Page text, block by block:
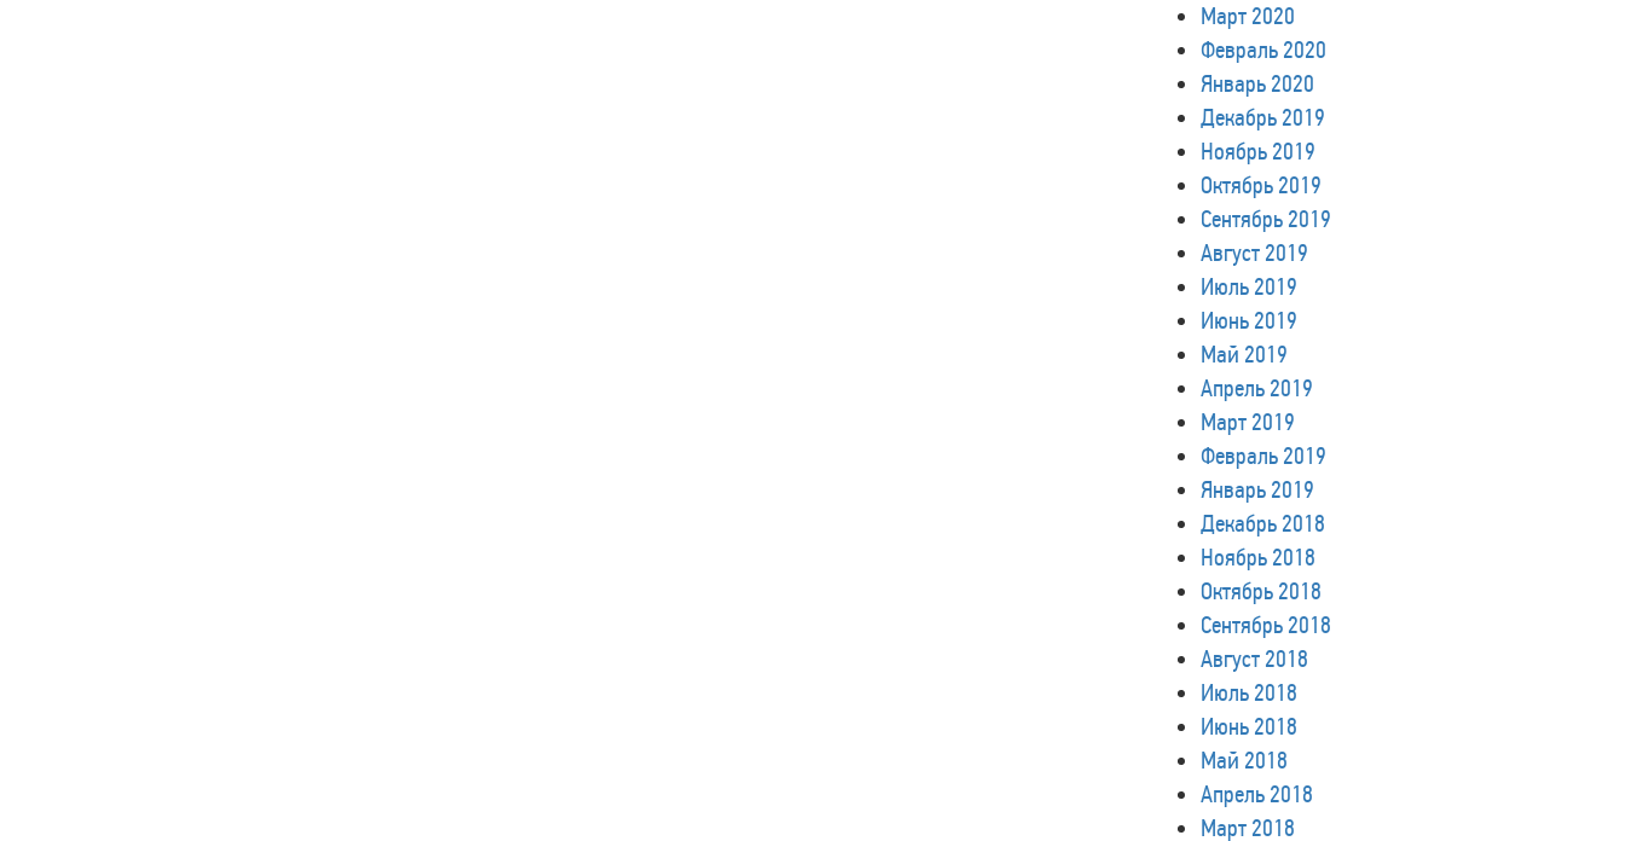
Март 2020
Февраль 2020
Январь 2020
Декабрь 2019
Ноябрь 2019
Октябрь 2019
Сентябрь 2019
Август 2019
Июль 2019
Июнь 2019
Май 2019
Апрель 2019
Март 2019
Февраль 2019
Январь 2019
Декабрь 2018
Ноябрь 2018
Октябрь 2018
Сентябрь 2018
Август 2018
Июль 2018
Июнь 2018
Май 2018
Апрель 2018
Март 2018